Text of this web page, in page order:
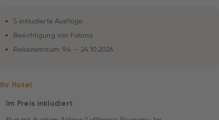
5 inkludierte Ausflüge
Besichtigung von Fatima
Reisezeitraum: 9.4. – 24.10.2026
Ihr Hotel
Im Preis inkludiert